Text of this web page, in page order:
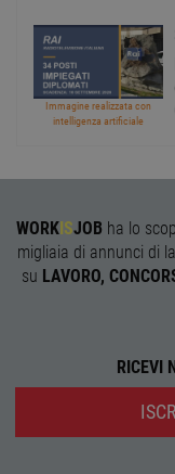
Immagine realizzata con
intelligenza artificiale
WORKISJOB ha lo
migliaia di annunci di
su LAVORO,
RICEVI
senza i
Nome
PHPSESSID